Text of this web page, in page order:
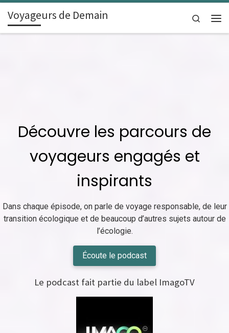
Skip to content
Voyageurs de Demain
Search
Découvre les parcours de
voyageurs engagés et
inspirants
Dans chaque épisode, on parle de voyage responsable, de leur
transition écologique et de beaucoup d’autres sujets autour de
l’écologie.
Écoute le podcast
Le podcast fait partie du label ImagoTV